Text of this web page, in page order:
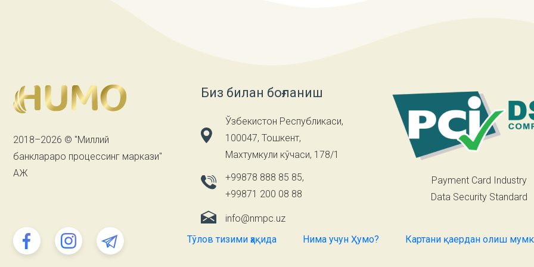
2018–2026 © "Миллий
банклараро процессинг маркази"
АЖ
Биз билан боғланиш
Ўзбекистон Республикаси,
100047, Тошкент,
Махтумкули кўчаси, 178/1
+99878 888 85 85,
+99871 200 08 88
info@nmpc.uz
Payment Card Industry
Data Security Standard
Тўлов тизими ҳақида Нима учун Ҳумо? Картани қаердан олиш